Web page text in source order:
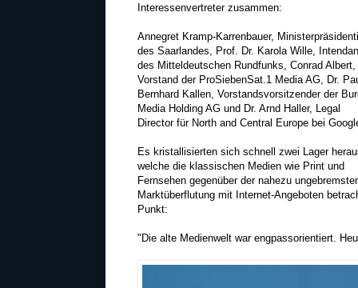
Interessenvertreter zusammen:
Annegret Kramp-Karrenbauer,
des Saarlandes, Prof. Dr. Karola Wille,
des Mitteldeutschen Rundfunks, Conrad Albert,
Vorstand der ProSiebenSat.1 Media AG, Dr.
Bernhard Kallen, Vorstandsvorsitzender der
Media Holding AG und Dr. Arnd Haller, Legal
Director für North and Central Europe bei
Es kristallisierten sich schnell zwei Lager
welche die klassischen Medien wie Print und
Fernsehen gegenüber der nahezu
Marktüberflutung mit Internet-Angeboten
Punkt:
"Die alte Medienwelt war engpassorientiert.